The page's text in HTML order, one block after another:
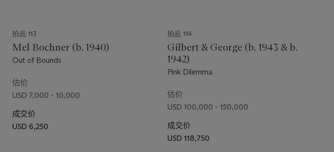
拍品 113
Mel Bochner (b. 1940)
Out of Bounds
估价
USD 7,000 - 10,000
成交价
USD 6,250
拍品 114
Gilbert & George (b. 1943 & b.
1942)
Pink Dilemma
估价
USD 100,000 - 150,000
成交价
USD 118,750